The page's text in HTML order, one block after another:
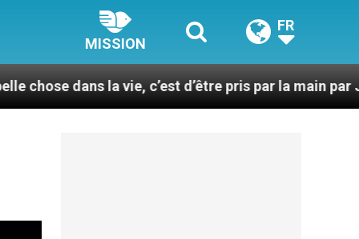
MISSION
FR
c’est d’être pris par la main par Jésus Un